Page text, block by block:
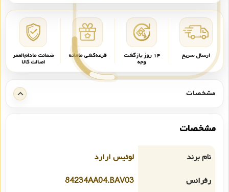
ارسال سریع ۱۴ روز بازگشت
وجه
قرعه‌کشی ماهانه ضمانت مادام‌العمر
اصالت کالا
مشخصات
مشخصات
نام برند
لوئیس ارارد
رفرانس
84234AA04.BAV03